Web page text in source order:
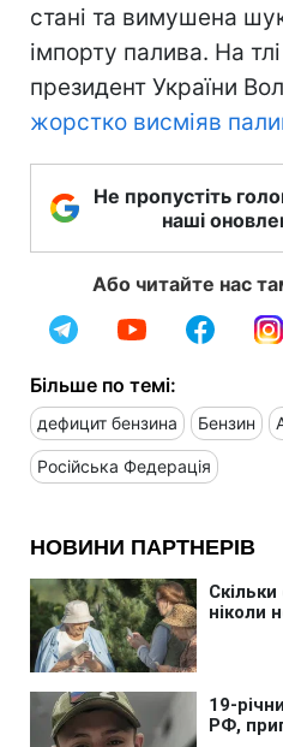
стані та вимушена
імпорту палива. На
президент України
жорстко висміяв
Не пропустіть
наші
Або читайте нас
Більше по темі:
дефицит бензина Бензин
Російська Федерація